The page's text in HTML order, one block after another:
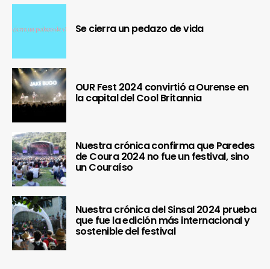
Se cierra un pedazo de vida
OUR Fest 2024 convirtió a Ourense en
la capital del Cool Britannia
Nuestra crónica confirma que Paredes
de Coura 2024 no fue un festival, sino
un Couraíso
Nuestra crónica del Sinsal 2024 prueba
que fue la edición más internacional y
sostenible del festival